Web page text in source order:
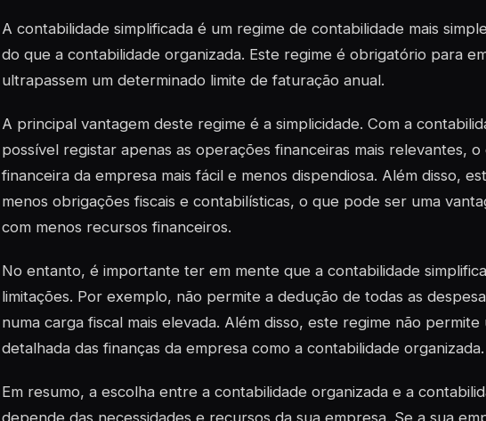
A contabilidade simplificada é um regime de contabilidade mais
do que a contabilidade organizada. Este regime é obrigatório para
ultrapassem um determinado limite de faturação anual.
A principal vantagem deste regime é a simplicidade. Com a
possível registar apenas as operações financeiras mais relevantes,
financeira da empresa mais fácil e menos dispendiosa. Além disso,
menos obrigações fiscais e contabilísticas, o que pode ser uma
com menos recursos financeiros.
No entanto, é importante ter em mente que a contabilidade
limitações. Por exemplo, não permite a dedução de todas as
numa carga fiscal mais elevada. Além disso, este regime não permite
detalhada das finanças da empresa como a contabilidade organizada.
Em resumo, a escolha entre a contabilidade organizada e a
depende das necessidades e recursos da sua empresa. Se a sua